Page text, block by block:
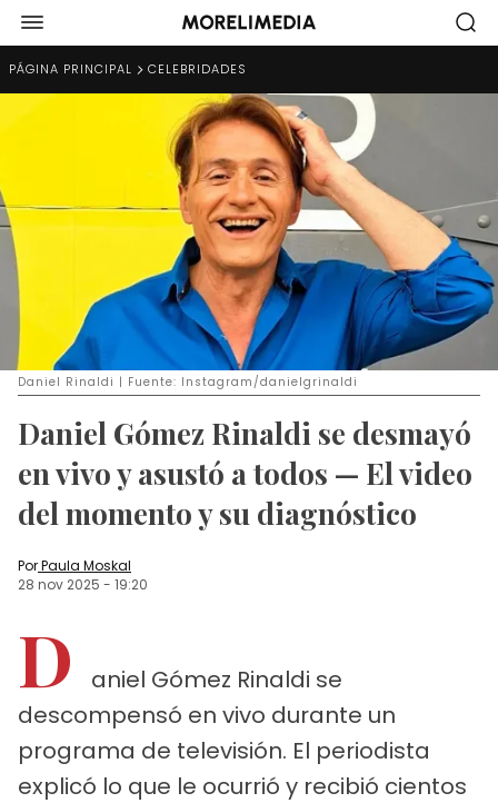
PÁGINA PRINCIPAL CELEBRIDADES
Daniel Rinaldi | Fuente: Instagram/danielgrinaldi
Daniel Gómez Rinaldi se desmayó
en vivo y asustó a todos — El video
del momento y su diagnóstico
PorPaula Moskal
28 nov 2025 - 19:20
D
aniel Gómez Rinaldi se
descompensó en vivo durante un
programa de televisión. El periodista
explicó lo que le ocurrió y recibió cientos